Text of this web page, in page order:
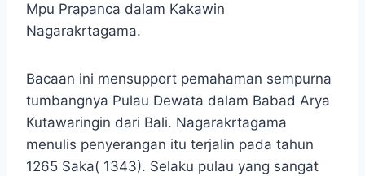
Mpu Prapanca dalam Kakawin
Nagarakrtagama.
Bacaan ini mensupport pemahaman sempurna
tumbangnya Pulau Dewata dalam Babad Arya
Kutawaringin dari Bali. Nagarakrtagama
menulis penyerangan itu terjalin pada tahun
1265 Saka( 1343). Selaku pulau yang sangat